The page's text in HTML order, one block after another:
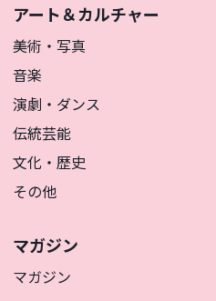
アート＆カルチャー
美術・写真
音楽
演劇・ダンス
伝統芸能
文化・歴史
その他
マガジン
マガジン